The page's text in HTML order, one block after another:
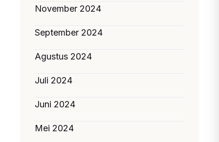
November 2024
September 2024
Agustus 2024
Juli 2024
Juni 2024
Mei 2024